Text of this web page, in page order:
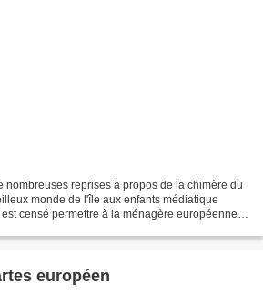
nombreuses reprises à propos de la chimère du
monde de l'île aux enfants médiatique
censé permettre à la ménagère européenne
européen